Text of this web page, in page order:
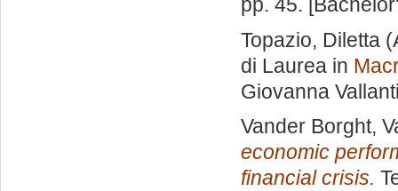
Topazio, Diletta
di Laurea in
Giovanna
Vander Borght,
economic
financial crisis.